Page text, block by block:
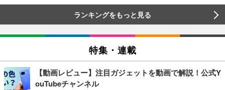
ランキングをもっと見る
特集・連載
【動画レビュー】注目ガジェットを動画で解説！公式Y
ouTubeチャンネル